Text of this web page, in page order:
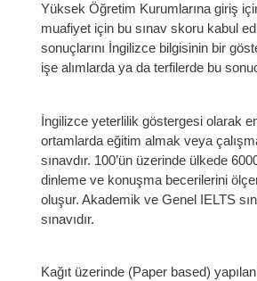
Yüksek Öğretim Kurumlarına giriş
muafiyet için bu sınav skoru kabul
sonuçlarını İngilizce bilgisinin bir
işe alımlarda ya da terfilerde bu
İngilizce yeterlilik göstergesi olarak
ortamlarda eğitim almak veya
sınavdır. 100’ün üzerinde ülkede
dinleme ve konuşma becerilerini
oluşur. Akademik ve Genel IELTS
sınavıdır.
Kağıt üzerinde (Paper based)